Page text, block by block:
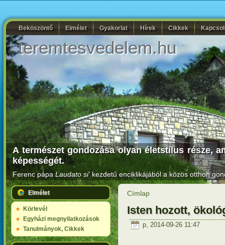
Beköszöntő Elmélet Gyakorlat Hírek Cikkek
teremtesvedelem.hu
A természet gondozása olyan életstílus része,
képességét.
Ferenc pápaLaudato si'kezdetű enciklikájából a közös otthon
Elmélet
Körlevél
Egyházi megnyilatkozások
Tanulmányok, Cikkek
Címlap
Isten hozott,
p, 2014-09-26 11:47